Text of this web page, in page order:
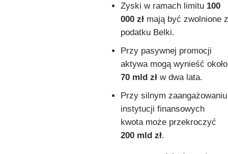
Zyski w ramach limitu 100
000 zł mają być zwolnione z
podatku Belki.
Przy pasywnej promocji
aktywa mogą wynieść około
70 mld zł w dwa lata.
Przy silnym zaangażowaniu
instytucji finansowych
kwota może przekroczyć
200 mld zł.